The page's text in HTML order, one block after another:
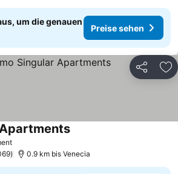
um die genauen
Preise sehen
Teilen
Preise sehen
0.9 km bis Venecia